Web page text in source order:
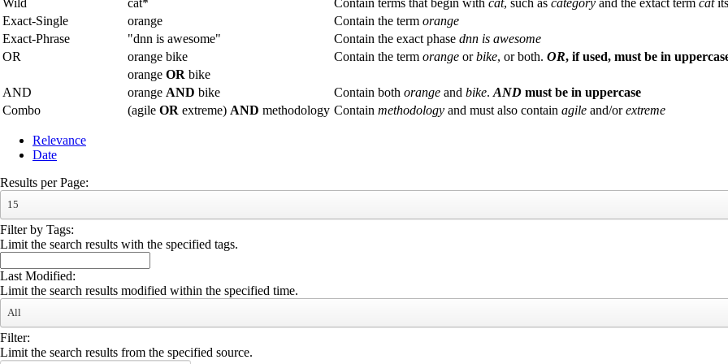
Wild
cat* Contain terms that begin with cat, such as category and the extact term cat
Exact-Single
orange Contain the term orange
Exact-Phrase
"dnn is awesome" Contain the exact phase dnn is awesome
OR
orange bike Contain the term orange orbike, or both. OR, if used, must be in
orange OR bike
AND
orange AND bike Contain both orange and bike. AND must be in uppercase
Combo
(agile OR extreme) AND methodology Contain methodology and must also contain agile and/orextreme
Relevance
Date
Results per Page:
15
Filter by Tags:
Limit the search results with the specified tags.
Last Modified:
Limit the search results modified within the specified time.
All
Filter:
Limit the search results from the specified source.